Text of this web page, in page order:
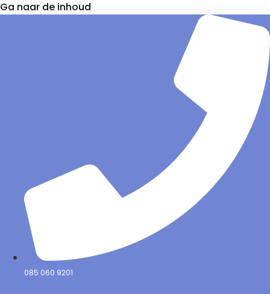
Ga naar de inhoud
085 060 9201